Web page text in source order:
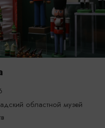
областной музей